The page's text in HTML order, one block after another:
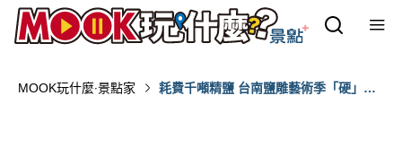
MOOK玩什麼‧景點家
耗費千噸精鹽 台南鹽雕藝術季「硬」是